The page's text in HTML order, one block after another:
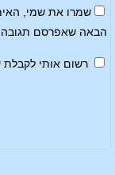
שמרו את שמי,
הבאה שאפרסם
רשום אותי לקבלת